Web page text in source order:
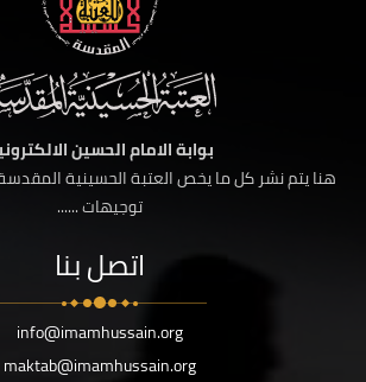
بوابة الامام الحسين
هنا يتم نشر كل ما يخص العتبة الحسينية
توجيهات ......
اتصل بنا
info@imamhussain.org
maktab@imamhussain.org